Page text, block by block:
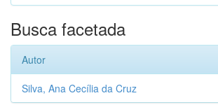
Busca facetada
Autor
Silva, Ana Cecília da Cruz